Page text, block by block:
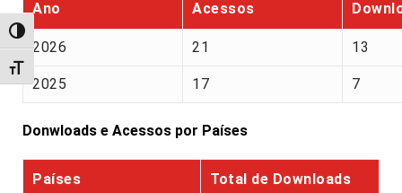
Alternar alto contraste
Alternar tamanho da fonte
Ano Acessos
2026 21 13
2025 17 7
Donwloads e Acessos por Países
Países Total de Downloads